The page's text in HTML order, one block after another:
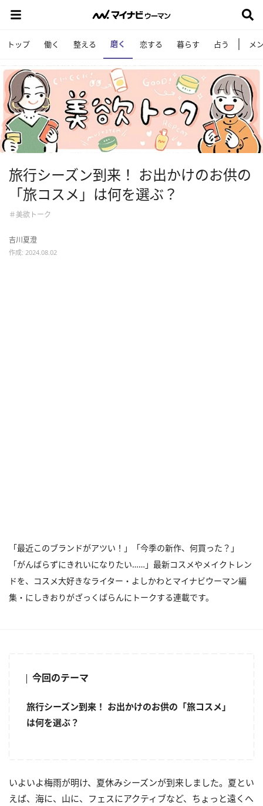
トップ 働く 整える 磨く 恋する 暮らす 占う メ
旅行シーズン到来！ お出かけのお供の
「旅コスメ」は何を選ぶ？
＃美欲トーク
吉川夏澄
作成: 2024.08.02
「最近このブランドがアツい！」「今季の新作、何買った？」
「がんばらずにきれいになりたい……」最新コスメやメイクトレン
ドを、コスメ大好きなライター・よしかわとマイナビウーマン編
集・にしきおりがざっくばらんにトークする連載です。
今回のテーマ
旅行シーズン到来！ お出かけのお供の「旅コスメ」
は何を選ぶ？
いよいよ梅雨が明け、夏休みシーズンが到来しました。夏とい
えば、海に、山に、フェスにアクティブなど、ちょっと遠くへ